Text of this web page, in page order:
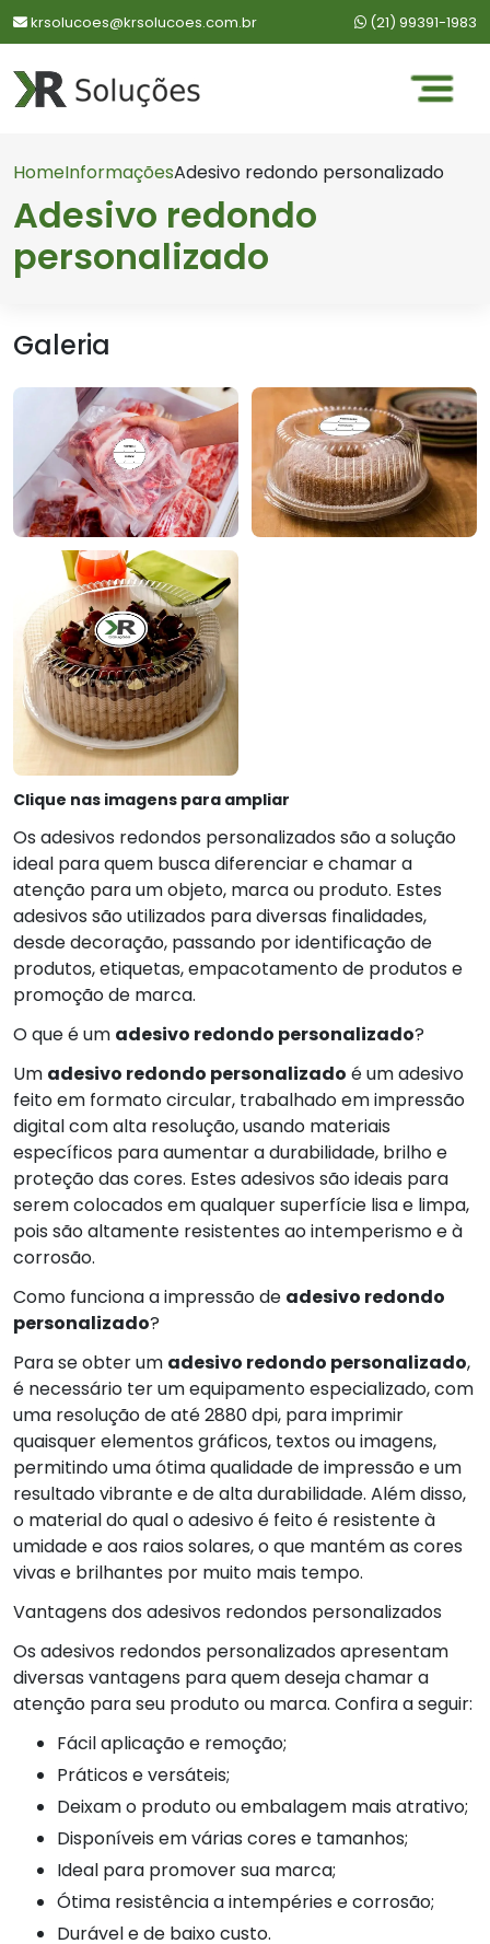
krsolucoes@krsolucoes.com.br WhatsApp:
(21) 99391-1983
HomeInformaçõesAdesivo redondo personalizado
Adesivo redondo
personalizado
Galeria
Clique nas imagens para ampliar
Os adesivos redondos personalizados são a solução
ideal para quem busca diferenciar e chamar a
atenção para um objeto, marca ou produto. Estes
adesivos são utilizados para diversas finalidades,
desde decoração, passando por identificação de
produtos, etiquetas, empacotamento de produtos e
promoção de marca.
O que é um adesivo redondo personalizado?
Um adesivo redondo personalizado é um adesivo
feito em formato circular, trabalhado em impressão
digital com alta resolução, usando materiais
específicos para aumentar a durabilidade, brilho e
proteção das cores. Estes adesivos são ideais para
serem colocados em qualquer superfície lisa e limpa,
pois são altamente resistentes ao intemperismo e à
corrosão.
Como funciona a impressão de adesivo redondo
personalizado?
Para se obter um adesivo redondo personalizado,
é necessário ter um equipamento especializado, com
uma resolução de até 2880 dpi, para imprimir
quaisquer elementos gráficos, textos ou imagens,
permitindo uma ótima qualidade de impressão e um
resultado vibrante e de alta durabilidade. Além disso,
o material do qual o adesivo é feito é resistente à
umidade e aos raios solares, o que mantém as cores
vivas e brilhantes por muito mais tempo.
Vantagens dos adesivos redondos personalizados
Os adesivos redondos personalizados apresentam
diversas vantagens para quem deseja chamar a
atenção para seu produto ou marca. Confira a seguir:
Fácil aplicação e remoção;
Práticos e versáteis;
Deixam o produto ou embalagem mais atrativo;
Disponíveis em várias cores e tamanhos;
Ideal para promover sua marca;
Ótima resistência a intempéries e corrosão;
Durável e de baixo custo.